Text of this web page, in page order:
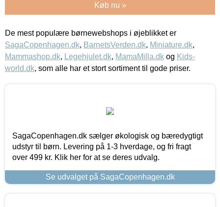
Køb nu »
De mest populære børnewebshops i øjeblikket er
SagaCopenhagen.dk, BarnetsVerden.dk, Miniature.dk,
Mammashop.dk, Legehjulet.dk, MamaMilla.dk og Kids-
world.dk, som alle har et stort sortiment til gode priser.
SagaCopenhagen.dk sælger økologisk og bæredygtigt
udstyr til børn. Levering på 1-3 hverdage, og fri fragt
over 499 kr. Klik her for at se deres udvalg.
Se udvalget på SagaCopenhagen.dk